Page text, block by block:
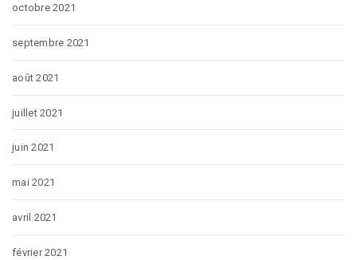
octobre 2021
septembre 2021
août 2021
juillet 2021
juin 2021
mai 2021
avril 2021
février 2021